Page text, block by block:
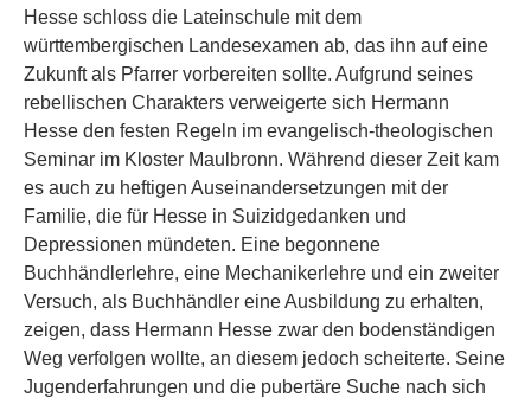
Hesse schloss die Lateinschule mit dem
württembergischen Landesexamen ab, das ihn auf eine
Zukunft als Pfarrer vorbereiten sollte. Aufgrund seines
rebellischen Charakters verweigerte sich Hermann
Hesse den festen Regeln im evangelisch-theologischen
Seminar im Kloster Maulbronn. Während dieser Zeit kam
es auch zu heftigen Auseinandersetzungen mit der
Familie, die für Hesse in Suizidgedanken und
Depressionen mündeten. Eine begonnene
Buchhändlerlehre, eine Mechanikerlehre und ein zweiter
Versuch, als Buchhändler eine Ausbildung zu erhalten,
zeigen, dass Hermann Hesse zwar den bodenständigen
Weg verfolgen wollte, an diesem jedoch scheiterte. Seine
Jugenderfahrungen und die pubertäre Suche nach sich